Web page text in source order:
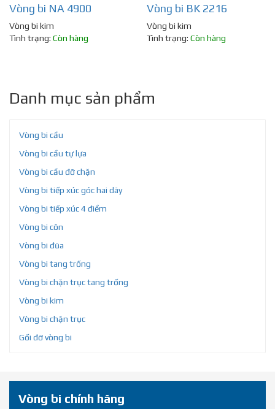
Vòng bi NA 4900
Vòng bi kim
Tình trạng: Còn hàng
Vòng bi BK 2216
Vòng bi kim
Tình trạng: Còn hàng
Danh mục sản phẩm
Vòng bi cầu
Vòng bi cầu tự lựa
Vòng bi cầu đỡ chặn
Vòng bi tiếp xúc góc hai dãy
Vòng bi tiếp xúc 4 điểm
Vòng bi côn
Vòng bi đũa
Vòng bi tang trống
Vòng bi chặn trục tang trống
Vòng bi kim
Vòng bi chặn trục
Gối đỡ vòng bi
Vòng bi chính hãng